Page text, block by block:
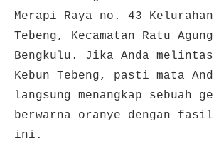
Merapi Raya no. 43 Kelurahan
Tebeng, Kecamatan Ratu
Bengkulu. Jika Anda
Kebun Tebeng, pasti mata
langsung menangkap sebuah
berwarna oranye dengan
ini.